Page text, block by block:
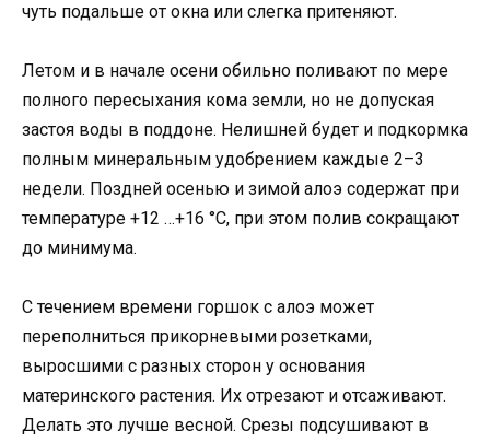
чуть подальше от окна или слегка притеняют.
Летом и в начале осени обильно поливают по мере
полного пересыхания кома земли, но не допуская
застоя воды в поддоне. Нелишней будет и подкормка
полным минеральным удобрением каждые 2–3
недели. Поздней осенью и зимой алоэ содержат при
температуре +12 …+16 °C, при этом полив сокращают
до минимума.
С течением времени горшок с алоэ может
переполниться прикорневыми розетками,
выросшими с разных сторон у основания
материнского растения. Их отрезают и отсаживают.
Делать это лучше весной. Срезы подсушивают в